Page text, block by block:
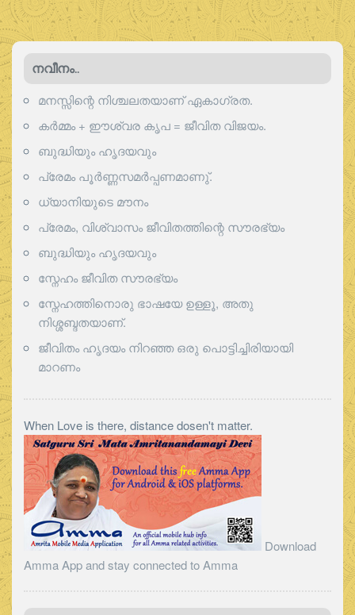
നവീനം..
മനസ്സിന്റെ നിശ്ചലതയാണ് ഏകാഗ്രത.
കർമ്മം + ഈശ്വര കൃപ = ജീവിത വിജയം.
ബുദ്ധിയും ഹൃദയവും
പ്രേമം പൂര്‍ണ്ണസമര്‍പ്പണമാണു്.
ധ്യാനിയുടെ മൗനം
പ്രേമം, വിശ്വാസം ജീവിതത്തിന്റെ സൗരഭ്യം
ബുദ്ധിയും ഹൃദയവും
സ്നേഹം ജീവിത സൗരഭ്യം
സ്നേഹത്തിനൊരു ഭാഷയേ ഉള്ളൂ, അതു
നിശ്ശബ്ദതയാണ്.
ജീവിതം ഹൃദയം നിറഞ്ഞ ഒരു പൊട്ടിച്ചിരിയായി
മാറണം
When Love is there, distance dosen't matter.
Download
Amma App and stay connected to Amma